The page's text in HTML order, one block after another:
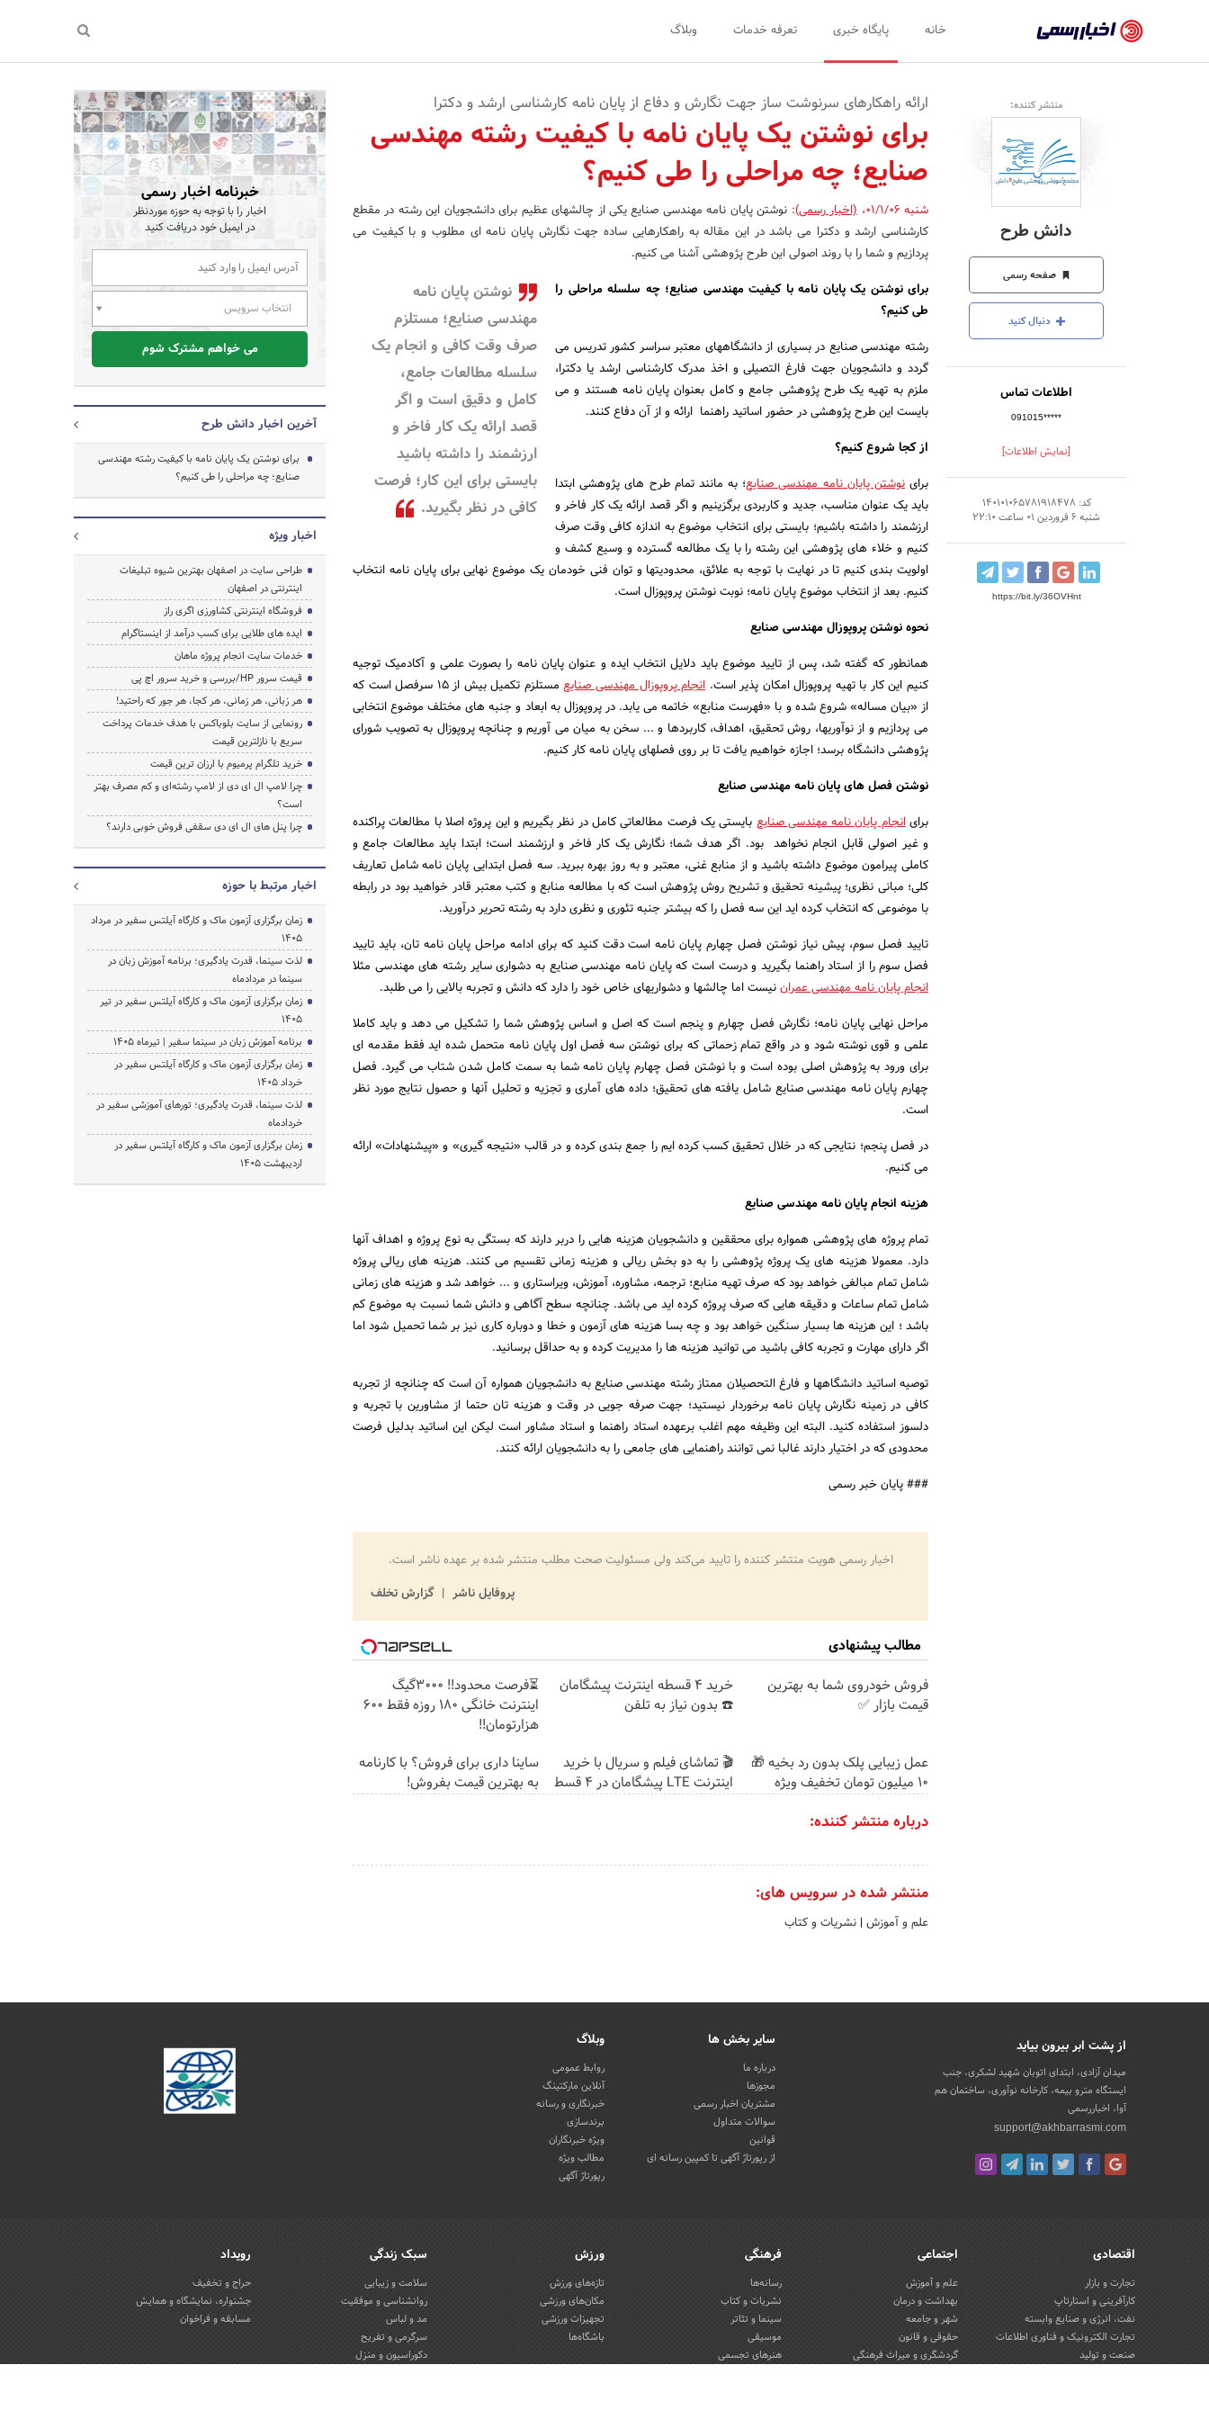
رسمی
-
اخبار
تایید
شده
شرکت‌ها،
سازمان‌ها
و
روابط
عمومی‌ها
خانه پایگاه خبری تعرفه خدمات وبلاگ
جستجو
منتشر کننده:
دانش طرح
صفحه رسمی
دنبال کنید
اطلاعات تماس
091015*****
[نمایش اطلاعات]
کد: 140101065781918478
شنبه 6 فروردین 01 ساعت 22:10
https://bit.ly/36OVHnt
ارائه راهکارهای سرنوشت ساز جهت نگارش و دفاع از پایان نامه کارشناسی ارشد و دکترا
برای نوشتن یک پایان نامه با کیفیت رشته مهندسی
صنایع؛ چه مراحلی را طی کنیم؟
شنبه 01/1/06 ،(اخبار رسمی): نوشتن پایان نامه مهندسی صنایع یکی از چالشهای عظیم برای دانشجویان این رشته در مقطع
کارشناسی ارشد و دکترا می باشد در این مقاله به راهکارهایی ساده جهت نگارش پایان نامه ای مطلوب و با کیفیت می
پردازیم و شما را با روند اصولی این طرح پژوهشی آشنا می کنیم.
نوشتن پایان نامه
مهندسی صنایع؛ مستلزم
صرف وقت کافی و انجام یک
سلسله مطالعات جامع،
کامل و دقیق است و اگر
قصد ارائه یک کار فاخر و
ارزشمند را داشته باشید
بایستی برای این کار؛ فرصت
کافی در نظر بگیرید.
برای نوشتن یک پایان نامه با کیفیت مهندسی صنایع؛ چه سلسله مراحلی را
طی کنیم؟
رشته مهندسی صنایع در بسیاری از دانشگاههای معتبر سراسر کشور تدریس می
گردد و دانشجویان جهت فارغ التصیلی و اخذ مدرک کارشناسی ارشد یا دکترا،
ملزم به تهیه یک طرح پژوهشی جامع و کامل بعنوان پایان نامه هستند و می
بایست این طرح پژوهشی در حضور اساتید راهنما ارائه و از آن دفاع کنند.
از کجا شروع کنیم؟
براینوشتن پایان نامه مهندسی صنایع؛ به مانند تمام طرح های پژوهشی ابتدا
باید یک عنوان مناسب، جدید و کاربردی برگزینیم و اگر قصد ارائه یک کار فاخر و
ارزشمند را داشته باشیم؛ بایستی برای انتخاب موضوع به اندازه کافی وقت صرف
کنیم و خلاء های پژوهشی این رشته را با یک مطالعه گسترده و وسیع کشف و
اولویت بندی کنیم تا در نهایت با توجه به علائق، محدودیتها و توان فنی خودمان یک موضوع نهایی برای پایان نامه انتخاب
کنیم. بعد از انتخاب موضوع پایان نامه؛ نوبت نوشتن پروپوزال است.
نحوه نوشتن پروپوزال مهندسی صنایع
همانطور که گفته شد، پس از تایید موضوع باید دلایل انتخاب ایده و عنوان پایان نامه را بصورت علمی و آکادمیک توجیه
کنیم این کار با تهیه پروپوزال امکان پذیر است. انجام پروپوزال مهندسی صنایع
مستلزم تکمیل بیش از 15 سرفصل است که
از «بیان مساله» شروع شده و با «فهرست منابع» خاتمه می یابد. در پروپوزال به ابعاد و جنبه های مختلف موضوع انتخابی
می پردازیم و از نوآوریها، روش تحقیق، اهداف، کاربردها و ... سخن به میان می آوریم و چنانچه پروپوزال به تصویب شورای
پژوهشی دانشگاه برسد؛ اجازه خواهیم یافت تا بر روی فصلهای پایان نامه کار کنیم.
نوشتن فصل های پایان نامه مهندسی صنایع
برایانجام پایان نامه مهندسی صنایع بایستی یک فرصت مطالعاتی کامل در نظر بگیریم و این پروژه اصلا با مطالعات پراکنده
و غیر اصولی قابل انجام نخواهد بود. اگر هدف شما؛ نگارش یک کار فاخر و ارزشمند است؛ ابتدا باید مطالعات جامع و
کاملی پیرامون موضوع داشته باشید و از منابع غنی، معتبر و به روز بهره ببرید. سه فصل ابتدایی پایان نامه شامل تعاریف
کلی؛ مبانی نظری؛ پیشینه تحقیق و تشریح روش پژوهش است که با مطالعه منابع و کتب معتبر قادر خواهید بود در رابطه
با موضوعی که انتخاب کرده اید این سه فصل را که بیشتر جنبه تئوری و نظری دارد به رشته تحریر درآورید.
تایید فصل سوم، پیش نیاز نوشتن فصل چهارم پایان نامه است دقت کنید که برای ادامه مراحل پایان نامه تان، باید تایید
فصل سوم را از استاد راهنما بگیرید و درست است که پایان نامه مهندسی صنایع به دشواری سایر رشته های مهندسی مثلا
انجام پایان نامه مهندسی عمراننیست اما چالشها و دشواریهای خاص خود را دارد که دانش و تجربه بالایی را می طلبد.
مراحل نهایی پایان نامه؛ نگارش فصل چهارم و پنجم است که اصل و اساس پژوهش شما را تشکیل می دهد و باید کاملا
علمی و قوی نوشته شود و در واقع تمام زحماتی که برای نوشتن سه فصل اول پایان نامه متحمل شده اید فقط مقدمه ای
برای ورود به پژوهش اصلی بوده است و با نوشتن فصل چهارم پایان نامه شما به سمت کامل شدن شتاب می گیرد. فصل
چهارم پایان نامه مهندسی صنایع شامل یافته های تحقیق؛ داده های آماری و تجزیه و تحلیل آنها و حصول نتایج مورد نظر
است.
در فصل پنجم؛ نتایجی که در خلال تحقیق کسب کرده ایم را جمع بندی کرده و در قالب «نتیجه گیری» و «پیشنهادات» ارائه
می کنیم.
هزینه انجام پایان نامه مهندسی صنایع
تمام پروژه های پژوهشی همواره برای محققین و دانشجویان هزینه هایی را دربر دارند که بستگی به نوع پروژه و اهداف آنها
دارد. معمولا هزینه های یک پروژه پژوهشی را به دو بخش ریالی و هزینه زمانی تقسیم می کنند. هزینه های ریالی پروژه
شامل تمام مبالغی خواهد بود که صرف تهیه منابع؛ ترجمه، مشاوره، آموزش، ویراستاری و ... خواهد شد و هزینه های زمانی
شامل تمام ساعات و دقیقه هایی که صرف پروژه کرده اید می باشد. چنانچه سطح آگاهی و دانش شما نسبت به موضوع کم
باشد ؛ این هزینه ها بسیار سنگین خواهد بود و چه بسا هزینه های آزمون و خطا و دوباره کاری نیز بر شما تحمیل شود اما
اگر دارای مهارت و تجربه کافی باشید می توانید هزینه ها را مدیریت کرده و به حداقل برسانید.
توصیه اساتید دانشگاهها و فارغ التحصیلان ممتاز رشته مهندسی صنایع به دانشجویان همواره آن است که چنانچه از تجربه
کافی در زمینه نگارش پایان نامه برخوردار نیستید؛ جهت صرفه جویی در وقت و هزینه تان حتما از مشاورین با تجربه و
دلسوز استفاده کنید. البته این وظیفه مهم اغلب برعهده استاد راهنما و استاد مشاور است لیکن این اساتید بدلیل فرصت
محدودی که در اختیار دارند غالبا نمی توانند راهنمایی های جامعی را به دانشجویان ارائه کنند.
### پایان خبر رسمی
اخبار رسمی هویت منتشر کننده را تایید می‌کند ولی مسئولیت صحت مطلب منتشر شده بر عهده ناشر است.
پروفایل ناشر
گزارش تخلف
مطالب پیشنهادی
فروش خودروی شما به بهترین
قیمت بازار ✅
خرید 4 قسطه اینترنت پیشگامان
☎️ بدون نیاز به تلفن
⏳فرصت محدود!! 3000گیگ
اینترنت خانگی 180 روزه فقط 600
هزارتومان!!
عمل زیبایی پلک بدون رد بخیه 🎁
۱۰ میلیون تومان تخفیف ویژه
🎬 تماشای فیلم و سریال با خرید
اینترنت LTE پیشگامان در 4 قسط
ساینا داری برای فروش؟ با کارنامه
به بهترین قیمت بفروش!
درباره منتشر کننده:
منتشر شده در سرویس های:
علم و آموزش | نشریات و کتاب
خبرنامه اخبار رسمی
اخبار را با توجه به حوزه موردنظر
در ایمیل خود دریافت کنید
انتخاب سرویس
می خواهم مشترک شوم
آخرین اخبار دانش طرح
برای نوشتن یک پایان نامه با کیفیت رشته مهندسی
صنایع؛ چه مراحلی را طی کنیم؟
اخبار ویژه
طراحی سایت در اصفهان بهترین شیوه تبلیغات
اینترنتی در اصفهان
فروشگاه اینترنتی کشاورزی اگری راز
ایده های طلایی برای کسب درآمد از اینستاگرام
خدمات سایت انجام پروژه ماهان
قیمت سرور HP/بررسی و خرید سرور اچ پی
هر زبانی، هر زمانی، هر کجا، هر جور که راحتید!
رونمایی از سایت بلوباکس با هدف خدمات پرداخت
سریع با نازلترین قیمت
خرید تلگرام پرمیوم با ارزان ترین قیمت
چرا لامپ ال ای دی از لامپ رشته‌ای و کم مصرف بهتر
است؟
چرا پنل های ال ای دی سقفی فروش خوبی دارند؟
اخبار مرتبط با حوزه
زمان برگزاری آزمون ماک و کارگاه آیلتس سفیر در مرداد
1405
لذت سینما، قدرت یادگیری؛ برنامه آموزش زبان در
سینما در مردادماه
زمان برگزاری آزمون ماک و کارگاه آیلتس سفیر در تیر
1405
برنامه آموزش زبان در سینما سفیر | تیرماه ۱۴۰۵
زمان برگزاری آزمون ماک و کارگاه آیلتس سفیر در
خرداد 1405
لذت سینما، قدرت یادگیری؛ تورهای آموزشی سفیر در
خردادماه
زمان برگزاری آزمون ماک و کارگاه آیلتس سفیر در
اردیبهشت 1405
از پشت ابر بیرون بیاید
میدان آزادی، ابتدای اتوبان شهید لشکری، جنب
ایستگاه مترو بیمه، کارخانه نوآوری، ساختمان هم
آوا، اخباررسمی
support@akhbarrasmi.com
سایر بخش ها
درباره ما
مجوزها
مشتریان اخبار رسمی
سوالات متداول
قوانین
از رپورتاژ آگهی تا کمپین رسانه ای
وبلاگ
روابط عمومی
آنلاین مارکتینگ
خبرنگاری و رسانه
برندسازی
ویژه خبرنگاران
مطالب ویژه
رپورتاژ آگهی
اقتصادی
تجارت و بازار
کارآفرینی و استارتاپ
نفت، انرژی و صنایع وابسته
تجارت الکترونیک و فناوری اطلاعات
صنعت و تولید
اجتماعی
علم و آموزش
بهداشت و درمان
شهر و جامعه
حقوقی و قانون
گردشگری و میراث فرهنگی
فرهنگی
رسانه‌ها
نشریات و کتاب
سینما و تئاتر
موسیقی
هنرهای تجسمی
ورزش
تازه‌های ورزش
مکان‌های ورزشی
تجهیزات ورزشی
باشگاه‌ها
سبک زندگی
سلامت و زیبایی
روانشناسی و موفقیت
مد و لباس
سرگرمی و تفریح
دکوراسیون و منزل
رویداد
حراج و تخفیف
جشنواره، نمایشگاه و همایش
مسابقه و فراخوان